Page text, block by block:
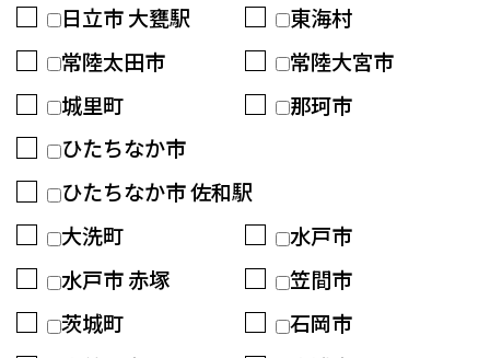
日立市 大甕駅
東海村
常陸太田市
常陸大宮市
城里町
那珂市
ひたちなか市
ひたちなか市 佐和駅
大洗町
水戸市
水戸市 赤塚
笠間市
茨城町
石岡市